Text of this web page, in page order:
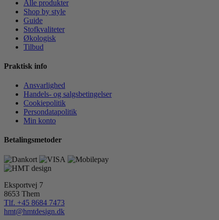
Alle produkter
Shop by style
Guide
Stofkvaliteter
Økologisk
Tilbud
Praktisk info
Ansvarlighed
Handels- og salgsbetingelser
Cookiepolitik
Persondatapolitik
Min konto
Betalingsmetoder
Eksportvej 7
8653 Them
Tlf. +45 8684 7473
hmt@hmtdesign.dk